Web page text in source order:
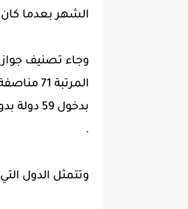
الشهر بعدما كان يحتل
بدخول
.
وتتمثل الدول